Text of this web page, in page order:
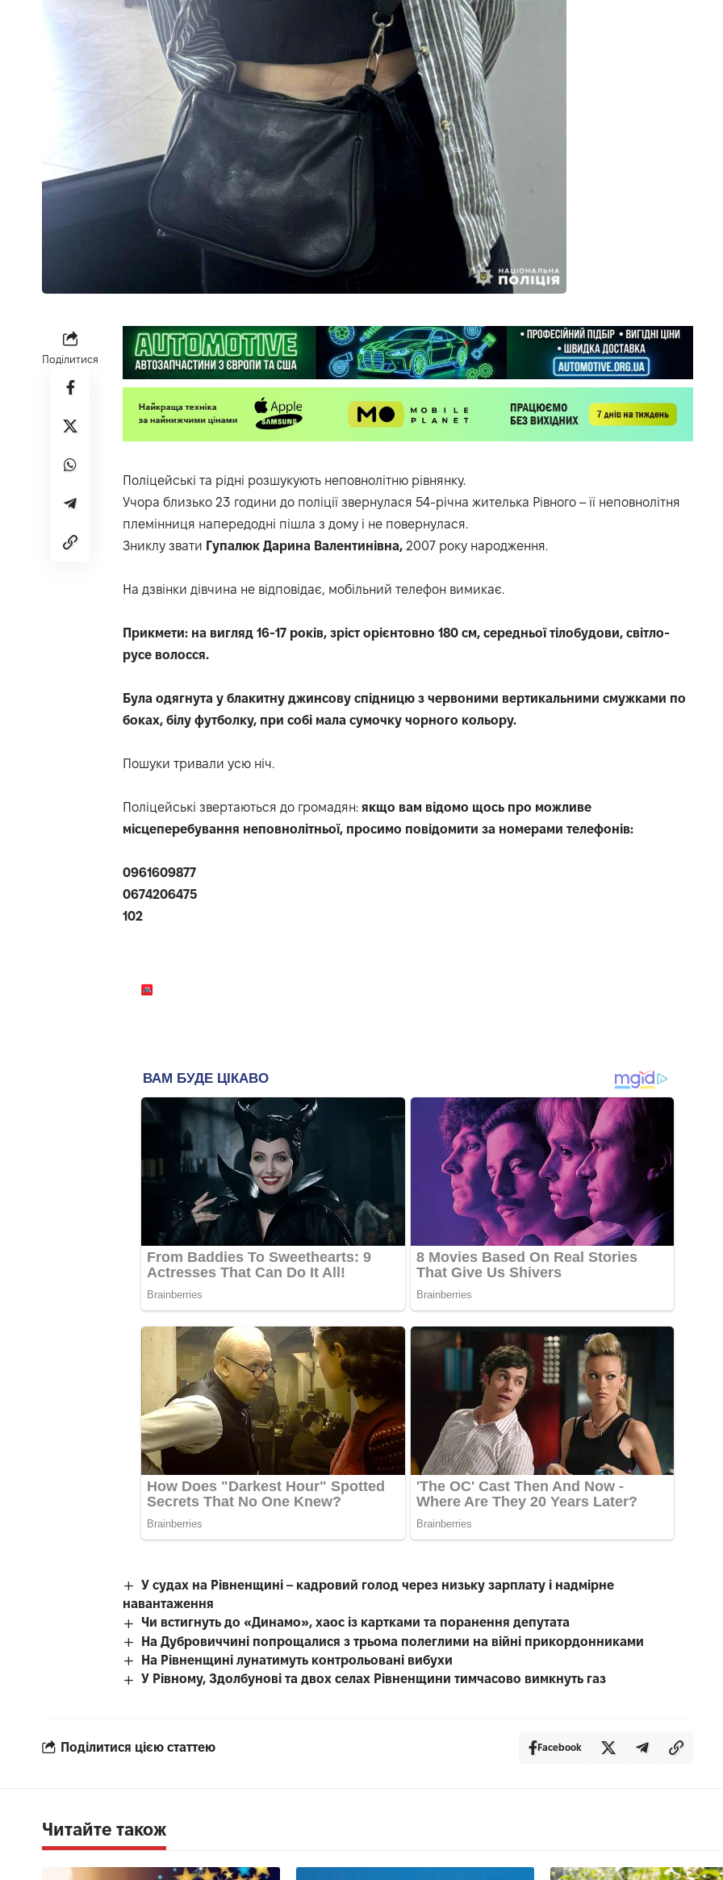
Поділитися
Поліцейські та рідні розшукують неповнолітню рівнянку.
Учора близько 23 години до поліції звернулася 54-річна жителька Рівного – її неповнолітня
племінниця напередодні пішла з дому і не повернулася.
Зниклу звати Гупалюк Дарина Валентинівна, 2007 року народження.
На дзвінки дівчина не відповідає, мобільний телефон вимикає.
Прикмети: на вигляд 16-17 років, зріст орієнтовно 180 см, середньої тілобудови, світло-
русе волосся.
Була одягнута у блакитну джинсову спідницю з червоними вертикальними смужками по
боках, білу футболку, при собі мала сумочку чорного кольору.
Пошуки тривали усю ніч.
Поліцейські звертаються до громадян: якщо вам відомо щось про можливе
місцеперебування неповнолітньої, просимо повідомити за номерами телефонів:
0961609877
0674206475
102
У судах на Рівненщині – кадровий голод через низьку зарплату і надмірне
навантаження
Чи встигнуть до «Динамо», хаос із картками та поранення депутата
На Дубровиччині попрощалися з трьома полеглими на війні прикордонниками
На Рівненщині лунатимуть контрольовані вибухи
У Рівному, Здолбунові та двох селах Рівненщини тимчасово вимкнуть газ
Поділитися цією статтею Facebook
Читайте також